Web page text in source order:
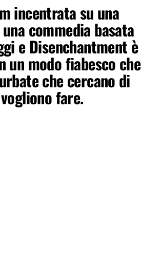
incentrata su una
commedia basata
e Disenchantment è
un modo fiabesco che
che cercano di
fare.